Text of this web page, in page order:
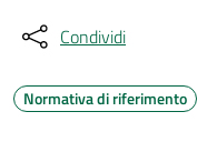
Condividi
Normativa di riferimento